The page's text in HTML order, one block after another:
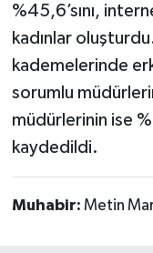
%45,6’sını,
kadınlar
kademelerinde
sorumlu
müdürlerinin ise
kaydedildi.
Muhabir: Metin